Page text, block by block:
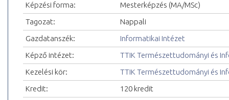
Képzési forma:
Mesterképzés (MA/MSc)
Tagozat:
Nappali
Gazdatanszék:
Informatikai Intézet
Képző intézet:
TTIK Természettudományi és
Kezelési kör:
TTIK Természettudományi és
Kredit:
120 kredit